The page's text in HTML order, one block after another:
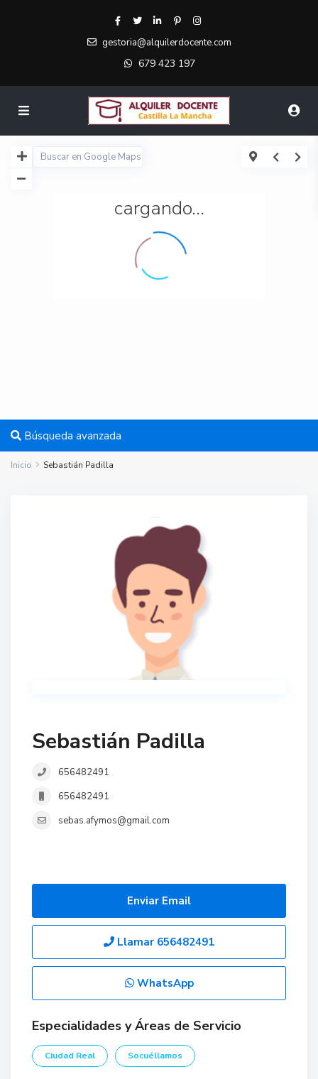
gestoria@alquilerdocente.com
679 423 197
cargando...
Búsqueda avanzada
Inicio Sebastián Padilla
Sebastián Padilla
656482491
656482491
sebas.afymos@gmail.com
Enviar Email
Llamar 656482491
WhatsApp
Especialidades y Áreas de Servicio
Ciudad Real Socuéllamos